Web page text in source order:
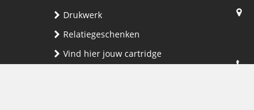
Drukwerk
Relatiegeschenken
Vind hier jouw cartridge